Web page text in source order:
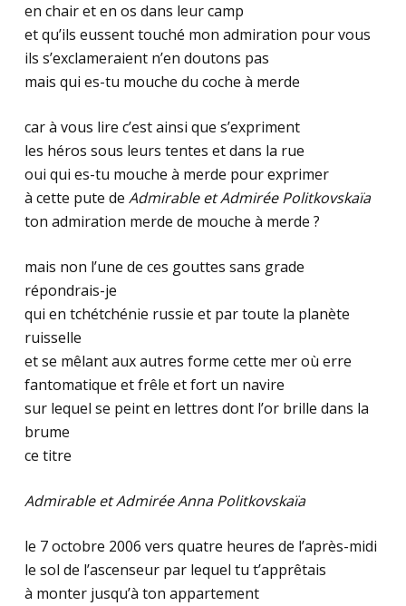
en chair et en os dans leur camp
et qu’ils eussent touché mon admiration pour vous
ils s’exclameraient n’en doutons pas
mais qui es-tu mouche du coche à merde
car à vous lire c’est ainsi que s’expriment
les héros sous leurs tentes et dans la rue
oui qui es-tu mouche à merde pour exprimer
à cette pute de Admirable et Admirée Politkovskaïa
ton admiration merde de mouche à merde ?
mais non l’une de ces gouttes sans grade
répondrais-je
qui en tchétchénie russie et par toute la planète
ruisselle
et se mêlant aux autres forme cette mer où erre
fantomatique et frêle et fort un navire
sur lequel se peint en lettres dont l’or brille dans la
brume
ce titre
Admirable et Admirée Anna Politkovskaïa
le 7 octobre 2006 vers quatre heures de l’après-midi
le sol de l’ascenseur par lequel tu t’apprêtais
à monter jusqu’à ton appartement